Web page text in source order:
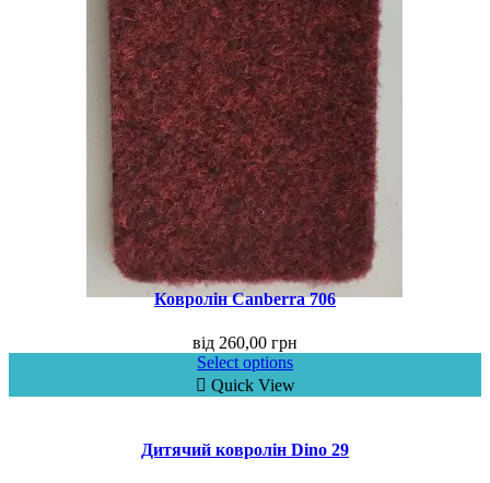
Ковролін Canberra 706
від 260,00 грн
Select options
Quick View
Дитячий ковролін Dino 29